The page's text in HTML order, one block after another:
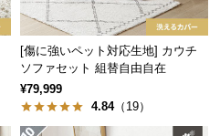
[傷に強いペット対応生地] カウチ
ソファセット 組替自由自在
¥79,999
4.84（19）